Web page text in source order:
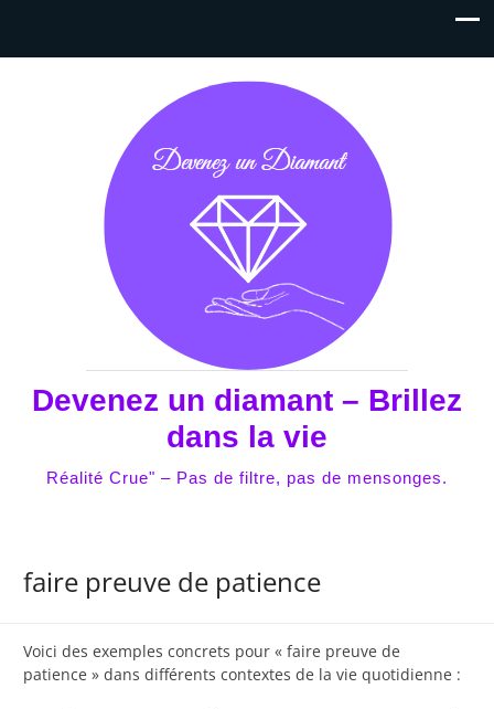
Devenez un diamant – Brillez
dans la vie
Réalité Crue" – Pas de filtre, pas de mensonges.
faire preuve de patience
Voici des exemples concrets pour « faire preuve de
patience » dans différents contextes de la vie quotidienne :